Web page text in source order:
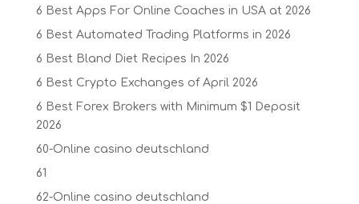
6 Best Apps For Online Coaches in USA at 2026
6 Best Automated Trading Platforms in 2026
6 Best Bland Diet Recipes In 2026
6 Best Crypto Exchanges of April 2026
6 Best Forex Brokers with Minimum $1 Deposit ️
2026
60-Online casino deutschland
61
62-Online casino deutschland